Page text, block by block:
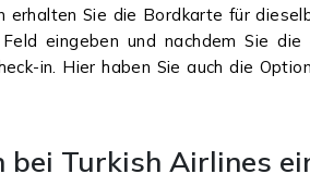
erhalten Sie die Bordkarte für
eingeben und nachdem Sie
in. Hier haben Sie auch die
Turkish Airlines